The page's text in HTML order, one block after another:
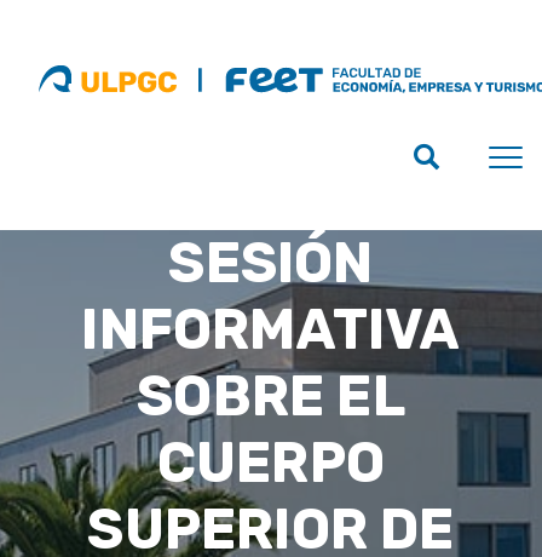
SESIÓN
INFORMATIVA
SOBRE EL
CUERPO
SUPERIOR DE